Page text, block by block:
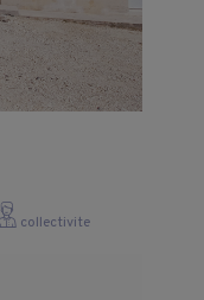
collectivite